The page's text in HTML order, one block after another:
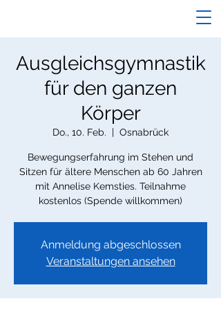
Ausgleichsgymnastik
für den ganzen
Körper
Do., 10. Feb.
  |
Osnabrück
Bewegungserfahrung im Stehen und
Sitzen für ältere Menschen ab 60 Jahren
mit Annelise Kemsties. Teilnahme
kostenlos (Spende willkommen)
Anmeldung abgeschlossen
Veranstaltungen ansehen